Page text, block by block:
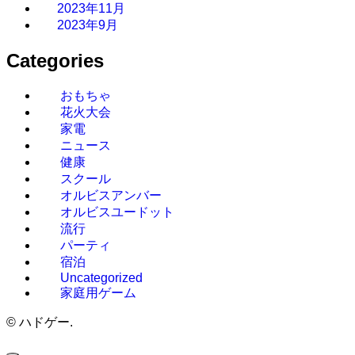
2023年11月
2023年9月
Categories
おもちゃ
花火大会
家電
ニュース
健康
スクール
オルビスアンバー
オルビスユードット
流行
パーティ
宿泊
Uncategorized
家庭用ゲーム
© ハドゲー.